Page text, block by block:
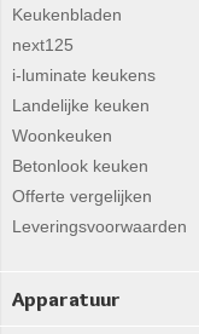
Keukenbladen
next125
i-luminate keukens
Landelijke keuken
Woonkeuken
Betonlook keuken
Offerte vergelijken
Leveringsvoorwaarden
Apparatuur